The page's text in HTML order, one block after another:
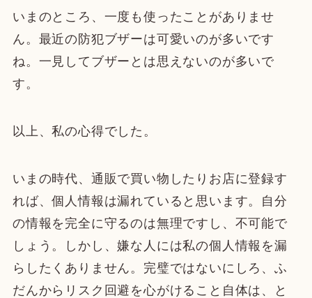
いまのところ、一度も使ったことがありませ
ん。最近の防犯ブザーは可愛いのが多いです
ね。一見してブザーとは思えないのが多いで
す。
以上、私の心得でした。
いまの時代、通販で買い物したりお店に登録す
れば、個人情報は漏れていると思います。自分
の情報を完全に守るのは無理ですし、不可能で
しょう。しかし、嫌な人には私の個人情報を漏
らしたくありません。完璧ではないにしろ、ふ
だんからリスク回避を心がけること自体は、と